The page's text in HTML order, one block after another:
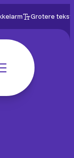
Grotere tekst